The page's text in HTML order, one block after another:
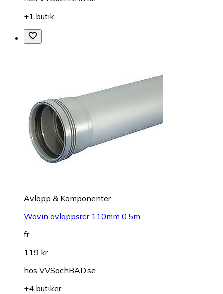
+1 butik
Avlopp & Komponenter
Wavin avloppsrör 110mm 0.5m
fr.
119 kr
hos VVSochBAD.se
+4 butiker